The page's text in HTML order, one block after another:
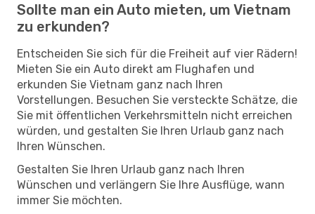
Sollte man ein Auto mieten, um Vietnam
zu erkunden?
Entscheiden Sie sich für die Freiheit auf vier Rädern!
Mieten Sie ein Auto direkt am Flughafen und
erkunden Sie Vietnam ganz nach Ihren
Vorstellungen. Besuchen Sie versteckte Schätze, die
Sie mit öffentlichen Verkehrsmitteln nicht erreichen
würden, und gestalten Sie Ihren Urlaub ganz nach
Ihren Wünschen.
Gestalten Sie Ihren Urlaub ganz nach Ihren
Wünschen und verlängern Sie Ihre Ausflüge, wann
immer Sie möchten.